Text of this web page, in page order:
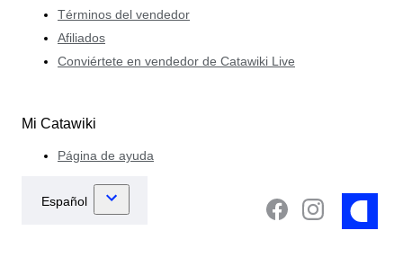
Términos del vendedor
Afiliados
Conviértete en vendedor de Catawiki Live
Mi Catawiki
Página de ayuda